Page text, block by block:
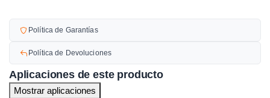
Política de Garantías
Política de Devoluciones
Aplicaciones de este producto
Mostrar aplicaciones